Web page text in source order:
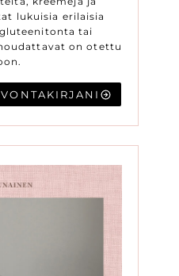
lukuisia erilaisia
tai
on otettu